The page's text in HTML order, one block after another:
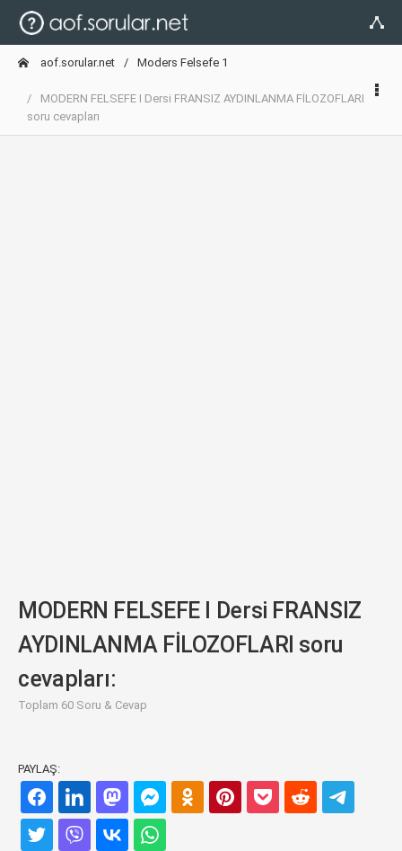
aof.sorular.net Moders Felsefe 1
MODERN FELSEFE I Dersi FRANSIZ AYDINLANMA FİLOZOFLARI
soru cevapları
MODERN FELSEFE I Dersi FRANSIZ
AYDINLANMA FİLOZOFLARI soru
cevapları:
Toplam 60 Soru & Cevap
PAYLAŞ: